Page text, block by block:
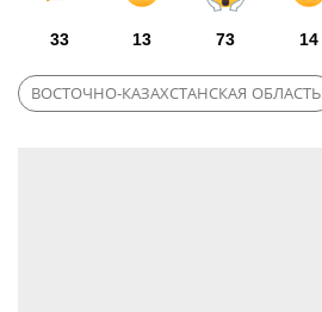
33 13 73 14
ВОСТОЧНО-КАЗАХСТАНСКАЯ ОБЛАСТЬ